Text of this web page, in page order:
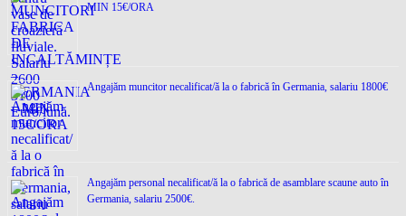
MIN 15€/ORA
Angajăm muncitor necalificat/ă la o fabrică în Germania, salariu 1800€
Angajăm personal necalificat/ă la o fabrică de asamblare scaune auto în
Germania, salariu 2500€.